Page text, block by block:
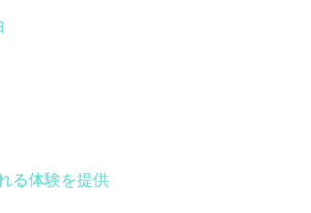
る体験を提供